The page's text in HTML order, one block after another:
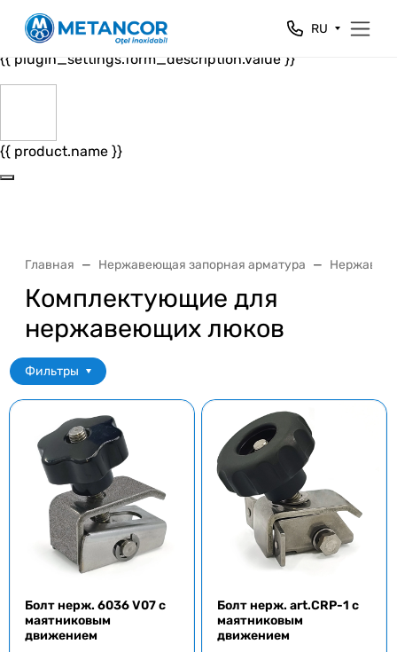
Close
{{ plugin_settings.form_header.value }}
{{ plugin_settings.form_description.value }}
{{ product.name }}
RU
Главная Нержавеющая запорная арматура
Комплектующие для
нержавеющих люков
Фильтры
Болт нерж. 6036 V07 с
маятниковым
движением
Болт нерж. art.CRP-1 с
маятниковым
движением